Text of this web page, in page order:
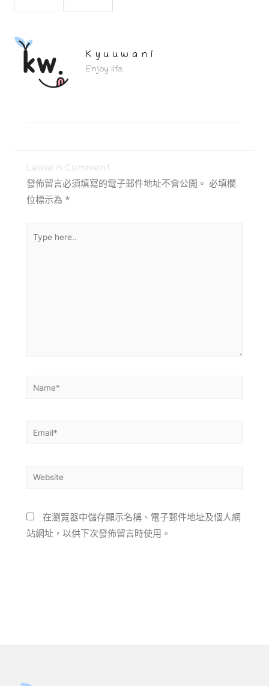
Kyuuwani
Enjoy life.
Leave A Comment
發佈留言必須填寫的電子郵件地址不會公開。 必填欄
位標示為 *
在瀏覽器中儲存顯示名稱、電子郵件地址及個人網
站網址，以供下次發佈留言時使用。